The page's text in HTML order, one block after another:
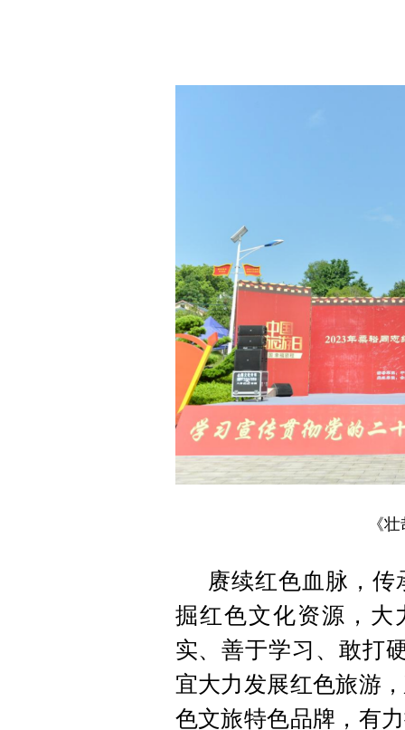
《
赓续红色血脉，
掘红色文化资源，大
实、善于学习、敢打
宜大力发展红色旅游
色文旅特色品牌，有